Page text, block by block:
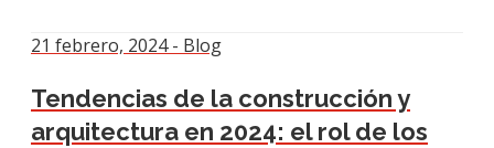
21 febrero, 2024 - Blog
Tendencias de la construcción y
arquitectura en 2024: el rol de los